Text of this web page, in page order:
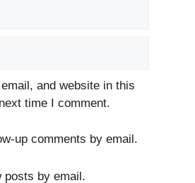
and website in this
time I comment.
up comments by email.
posts by email.